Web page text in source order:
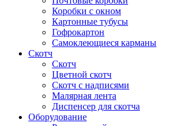
Коробки с окном
Картонные тубусы
Гофрокартон
Самоклеющиеся карманы
Скотч
Скотч
Цветной скотч
Скотч с надписями
Малярная лента
Диспенсер для скотча
Оборудование